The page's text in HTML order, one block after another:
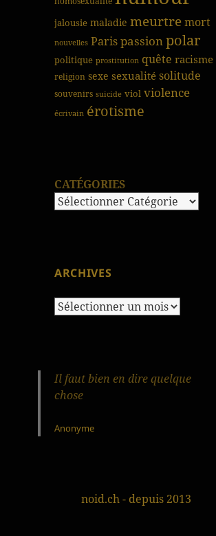
jalousie maladie meurtremort
nouvelles Parispassionpolar
politique prostitution quête racisme
religion sexe sexualité solitude
souvenirs suicide viol violence
écrivain érotisme
CATÉGORIES
ARCHIVES
Archives
Il faut bien en dire quelque
chose
Anonyme
noid.ch - depuis 2013